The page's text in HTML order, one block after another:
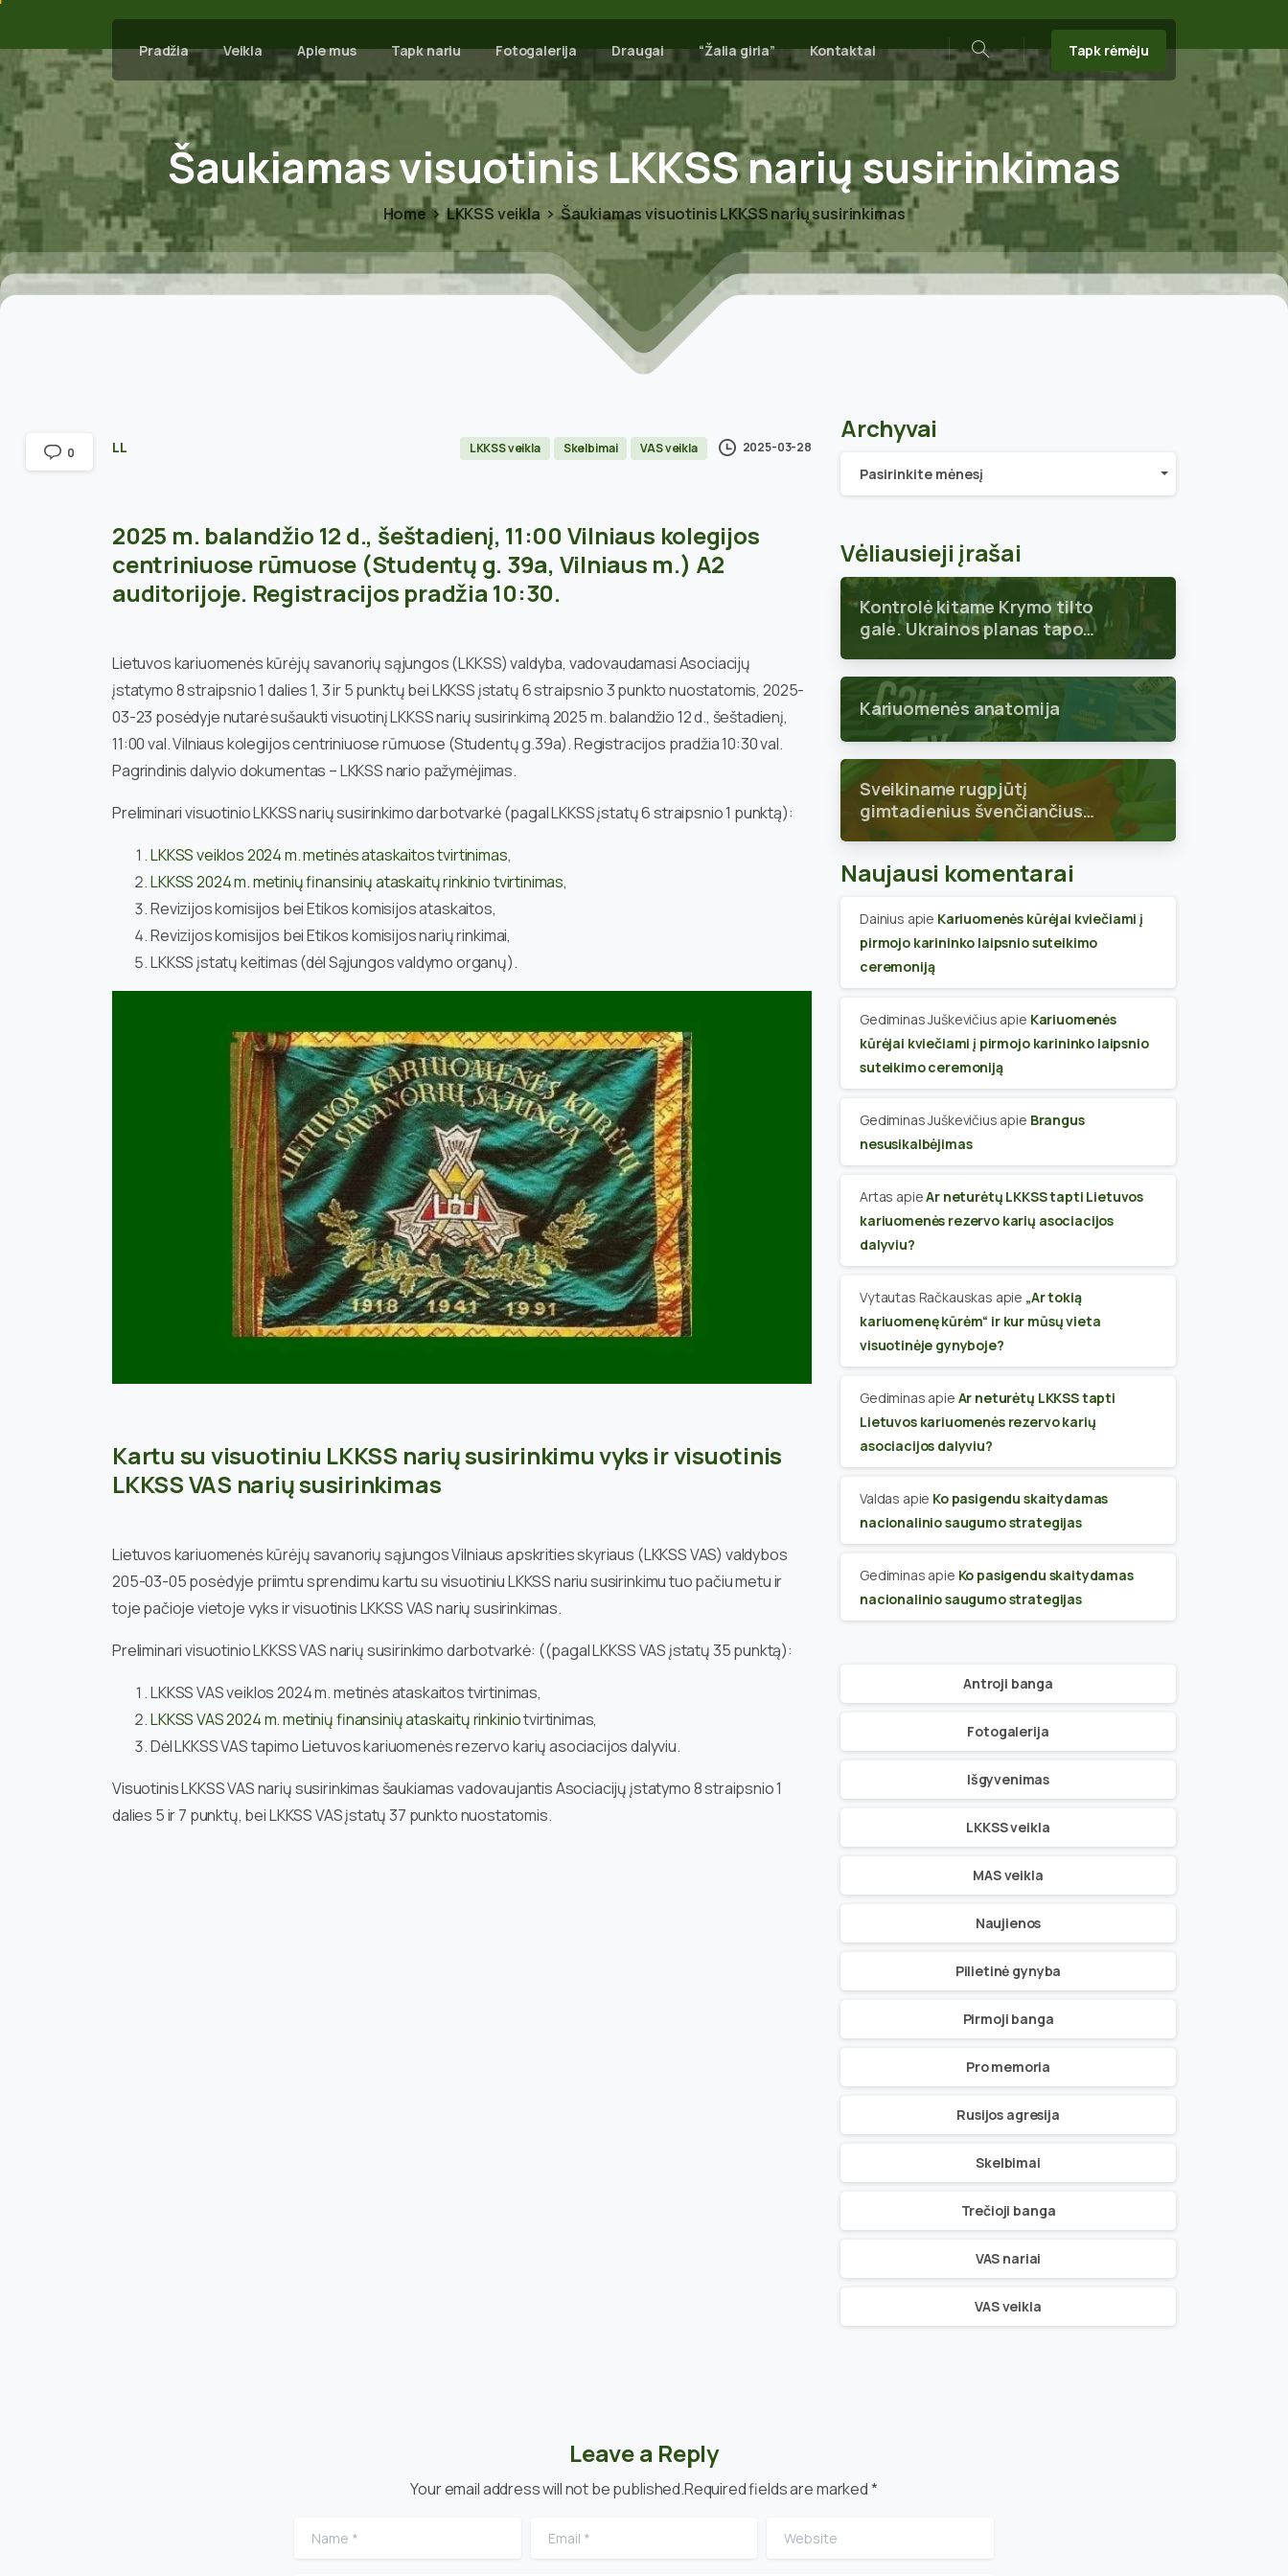
Pradžia Veikla Apie mus Tapk nariu Fotogalerija Draugai “Žalia giria” Kontaktai
Search
Tapk rėmėju
ŠaukiamasvisuotinisLKKSSnariųsusirinkimas
Home LKKSS veikla Šaukiamas visuotinis LKKSS narių susirinkimas
LL LKKSS veikla Skelbimai VAS veikla 2025-03-28
2025 m. balandžio 12 d., šeštadienį, 11:00 Vilniaus kolegijos
centriniuose rūmuose (Studentų g. 39a, Vilniaus m.) A2
auditorijoje. Registracijos pradžia 10:30.
Lietuvos kariuomenės kūrėjų savanorių sąjungos (LKKSS) valdyba, vadovaudamasi Asociacijų
įstatymo 8 straipsnio 1 dalies 1, 3 ir 5 punktų bei LKKSS įstatų 6 straipsnio 3 punkto nuostatomis, 2025-
03-23 posėdyje nutarė sušaukti visuotinį LKKSS narių susirinkimą 2025 m. balandžio 12 d., šeštadienį,
11:00 val. Vilniaus kolegijos centriniuose rūmuose (Studentų g.39a). Registracijos pradžia 10:30 val.
Pagrindinis dalyvio dokumentas – LKKSS nario pažymėjimas.
Preliminari visuotinio LKKSS narių susirinkimo darbotvarkė (pagal LKKSS įstatų 6 straipsnio 1 punktą):
LKKSS veiklos 2024 m. metinės ataskaitos tvirtinimas,
LKKSS 2024 m. metinių finansinių ataskaitų rinkinio tvirtinimas,
Revizijos komisijos bei Etikos komisijos ataskaitos,
Revizijos komisijos bei Etikos komisijos narių rinkimai,
LKKSS įstatų keitimas (dėl Sąjungos valdymo organų).
Kartu su visuotiniu LKKSS narių susirinkimu vyks ir visuotinis
LKKSS VAS narių susirinkimas
Lietuvos kariuomenės kūrėjų savanorių sąjungos Vilniaus apskrities skyriaus (LKKSS VAS) valdybos
205-03-05 posėdyje priimtu sprendimu kartu su visuotiniu LKKSS nariu susirinkimu tuo pačiu metu ir
toje pačioje vietoje vyks ir visuotinis LKKSS VAS narių susirinkimas.
Preliminari visuotinio LKKSS VAS narių susirinkimo darbotvarkė: ((pagal LKKSS VAS įstatų 35 punktą):
LKKSS VAS veiklos 2024 m. metinės ataskaitos tvirtinimas,
LKKSS VAS 2024 m. metinių finansinių ataskaitų rinkiniotvirtinimas,
Dėl LKKSS VAS tapimo Lietuvos kariuomenės rezervo karių asociacijos dalyviu.
Visuotinis LKKSS VAS narių susirinkimas šaukiamas vadovaujantis Asociacijų įstatymo 8 straipsnio 1
dalies 5 ir 7 punktų, bei LKKSS VAS įstatų 37 punkto nuostatomis.
0
Archyvai
Archyvai
Pasirinkite mėnesį
Vėliausieji įrašai
Kontrolė kitame Krymo tilto
gale. Ukrainos planas tapo
Kariuomenės anatomija
Sveikiname rugpjūtį
gimtadienius švenčiančius
skyriaus narius
Naujausi komentarai
Dainius apie Kariuomenės kūrėjai kviečiami į
pirmojo karininko laipsnio suteikimo
ceremoniją
Gediminas Juškevičius apie Kariuomenės
kūrėjai kviečiami į pirmojo karininko laipsnio
suteikimo ceremoniją
Gediminas Juškevičius apie Brangus
nesusikalbėjimas
Artas apieAr neturėtų LKKSS tapti Lietuvos
kariuomenės rezervo karių asociacijos
dalyviu?
Vytautas Račkauskas apie „Ar tokią
kariuomenę kūrėm“ ir kur mūsų vieta
visuotinėje gynyboje?
Gediminas apie Ar neturėtų LKKSS tapti
Lietuvos kariuomenės rezervo karių
asociacijos dalyviu?
Valdas apie Ko pasigendu skaitydamas
nacionalinio saugumo strategijas
Gediminas apie Ko pasigendu skaitydamas
nacionalinio saugumo strategijas
Antroji banga
Fotogalerija
Išgyvenimas
LKKSS veikla
MAS veikla
Naujienos
Pilietinė gynyba
Pirmoji banga
Pro memoria
Rusijos agresija
Skelbimai
Trečioji banga
VAS nariai
VAS veikla
Leave a Reply
Your email address will not be published.Required fields are marked *
Name
Email Website